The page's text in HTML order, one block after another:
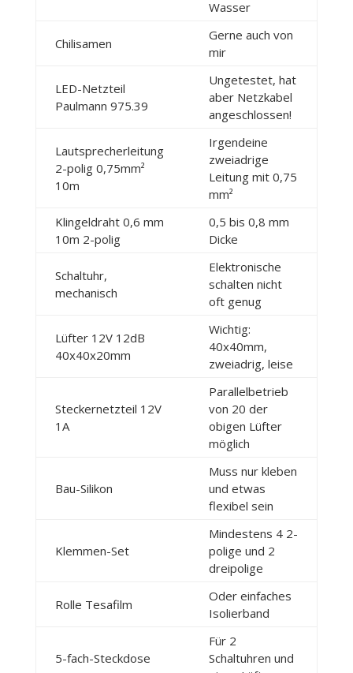
Wasser
Chilisamen
Gerne auch von
mir
LED-Netzteil
Paulmann 975.39
Ungetestet, hat
aber Netzkabel
angeschlossen!
Lautsprecherleitung
2-polig 0,75mm²
10m
Irgendeine
zweiadrige
Leitung mit 0,75
mm²
Klingeldraht 0,6 mm
10m 2-polig
0,5 bis 0,8 mm
Dicke
Schaltuhr,
mechanisch
Elektronische
schalten nicht
oft genug
Lüfter 12V 12dB
40x40x20mm
Wichtig:
40x40mm,
zweiadrig, leise
Steckernetzteil 12V
1A
Parallelbetrieb
von 20 der
obigen Lüfter
möglich
Bau-Silikon
Muss nur kleben
und etwas
flexibel sein
Klemmen-Set
Mindestens 4 2-
polige und 2
dreipolige
Rolle Tesafilm
Oder einfaches
Isolierband
5-fach-Steckdose
Für 2
Schaltuhren und